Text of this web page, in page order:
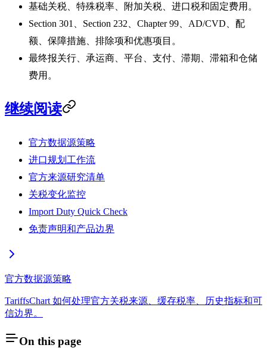
基础关税、特殊税率、附加关税、进口税和固定费用。
Section 301、Section 232、Chapter 99、AD/CVD、配
额、保障措施、排除项和优惠项目。
最终报关行、承运商、平台、支付、滞期、滞箱和仓储
费用。
继续阅读
官方数据源策略
进口规划工作流
官方来源研究清单
关税变化监控
Import Duty Quick Check
免责声明和产品边界
官方数据源策略
TariffsChart 如何处理官方关税来源、缓存税率、历史指标和可
信边界。
On this page